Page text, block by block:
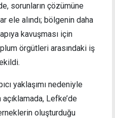
sorunların çözümüne
ele alındı; bölgenin daha
kavuşması için
örgütleri arasındaki iş
yaklaşımı nedeniyle
Lefke’de
oluşturduğu